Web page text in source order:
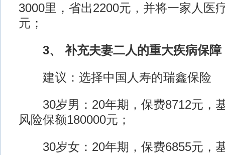
3000里，省出2200元，并将一家人医
元；
3、 补充夫妻二人的重大疾病保障
建议：选择中国人寿的瑞鑫保险
30岁男：20年期，保费8712元，
风险保额180000元；
30岁女：20年期，保费6855元，